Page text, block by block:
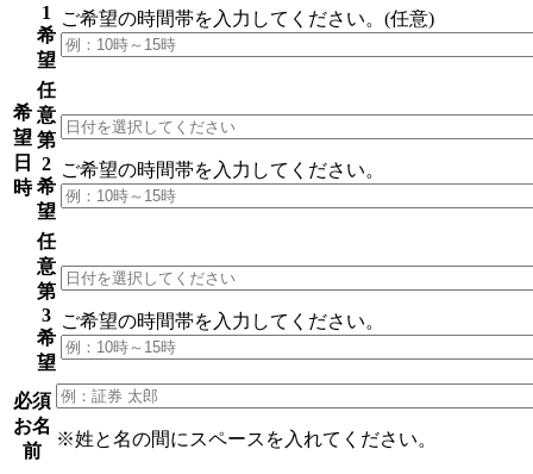
希
望
日
時
1
希
望
ご希望の時間帯を入力してください。(任意)
任
意
第
2
希
望
ご希望の時間帯を入力してください。
任
意
第
3
希
望
ご希望の時間帯を入力してください。
必須
お名
前
※姓と名の間にスペースを入れてください。